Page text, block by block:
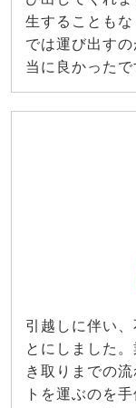
生することも
では運び出す
当に良かった
引越しに伴い
とにしました
き取りまでの
トを運ぶのを